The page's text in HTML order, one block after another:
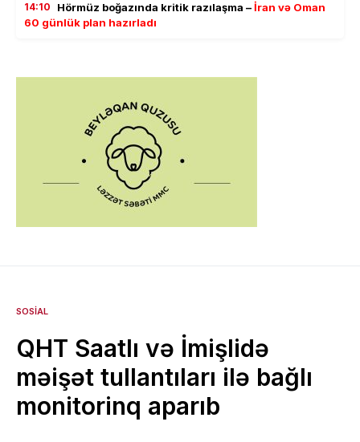
14:10 Hörmüz boğazında kritik razılaşma –İran və Oman
60 günlük plan hazırladı
SOSIAL
QHT Saatlı və İmişlidə
məişət tullantıları ilə bağlı
monitorinq aparıb